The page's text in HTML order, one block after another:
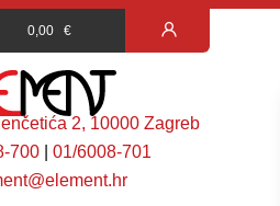
0,00 €
2, 10000 Zagreb
700 |01/6008-701